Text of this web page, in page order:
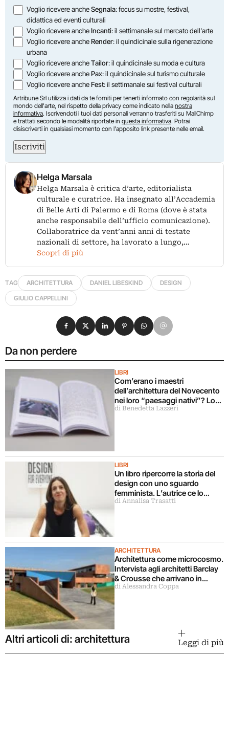
Opzioni
Voglio ricevere ancheSegnala: focus su mostre, festival,
didattica ed eventi culturali
Voglio ricevere ancheIncanti: il settimanale sul mercato dell'arte
Voglio ricevere ancheRender: il quindicinale sulla rigenerazione
urbana
Voglio ricevere ancheTailor: il quindicinale su moda e cultura
Voglio ricevere anchePax: il quindicinale sul turismo culturale
Voglio ricevere ancheFest: il settimanale sui festival culturali
Artribune Srl utilizza i dati da te forniti per tenerti informato con regolarità sul
mondo dell'arte, nel rispetto della privacy come indicato nella nostra
informativa. Iscrivendoti i tuoi dati personali verranno trasferiti su MailChimp
e trattati secondo le modalità riportate in questa informativa. Potrai
disiscriverti in qualsiasi momento con l'apposito link presente nelle email.
Iscriviti
Helga Marsala
Helga Marsala è critica d’arte, editorialista
culturale e curatrice. Ha insegnato all’Accademia
di Belle Arti di Palermo e di Roma (dove è stata
anche responsabile dell’ufficio comunicazione).
Collaboratrice da vent’anni anni di testate
nazionali di settore, ha lavorato a lungo,…
Scopri di più
TAG ARCHITETTURA DANIEL LIBESKIND
DESIGN
GIULIO CAPPELLINI
Da non perdere
LIBRI
Com’erano i maestri
dell’architettura del Novecento
nei loro “paesaggi nativi”? Lo
svela un libro
di Benedetta Lazzeri
LIBRI
Un libro ripercorre la storia del
design con uno sguardo
femminista. L’autrice ce lo
racconta
di Annalisa Trasatti
ARCHITETTURA
Architettura come microcosmo.
Intervista agli architetti Barclay
& Crousse che arrivano in
mostra a Milano
di Alessandra Coppa
Condividi su Facebook
Condividi su X
Condividi su LinkedIn
Condividi su Pinterest
Condividi su WhatsApp
Condividi su Email
Altri articoli di: architettura Leggi di più